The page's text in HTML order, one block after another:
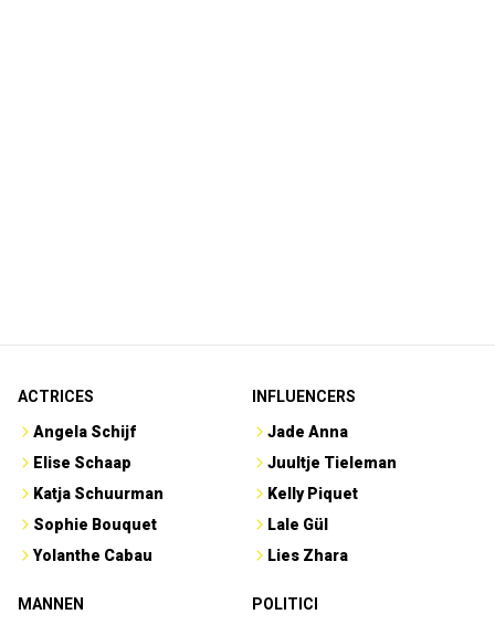
ACTRICES
Angela Schijf
Elise Schaap
Katja Schuurman
Sophie Bouquet
Yolanthe Cabau
INFLUENCERS
Jade Anna
Juultje Tieleman
Kelly Piquet
Lale Gül
Lies Zhara
MANNEN
POLITICI